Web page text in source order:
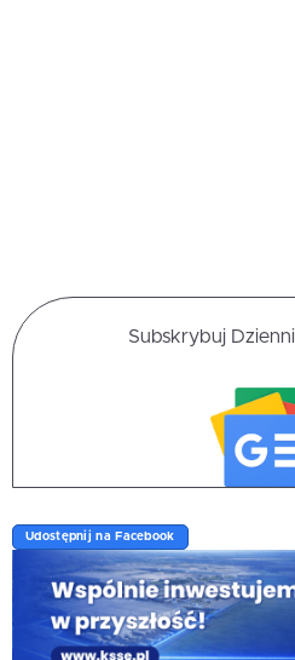
Subskrybuj
Udostępnij na Facebook